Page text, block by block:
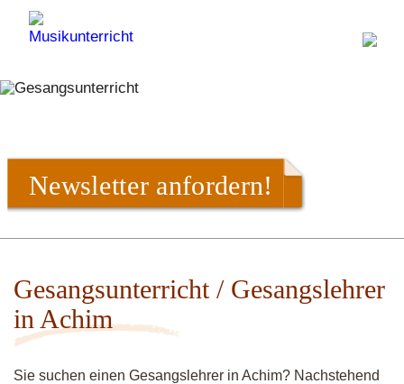
Newsletter anfordern!
Gesangsunterricht / Gesangslehrer
in Achim
Sie suchen einen Gesangslehrer in Achim? Nachstehend